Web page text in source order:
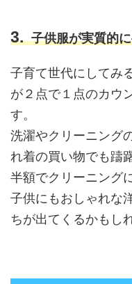
子供服が実質的
子育て世代にしてみ
が２点で１点のカウ
す。
洗濯やクリーニング
れ着の買い物でも躊
半額でクリーニング
子供にもおしゃれな
ちが出てくるかもし